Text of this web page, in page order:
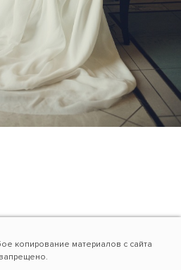
копирование материалов с сайта
запрещено.